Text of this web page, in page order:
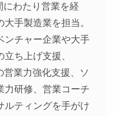
にわたり営業を経
手製造業を担当。
ンチャー企業や大手
ち上げ支援、
営業力強化支援、ソ
力研修、営業コーチ
ルティングを手がけ